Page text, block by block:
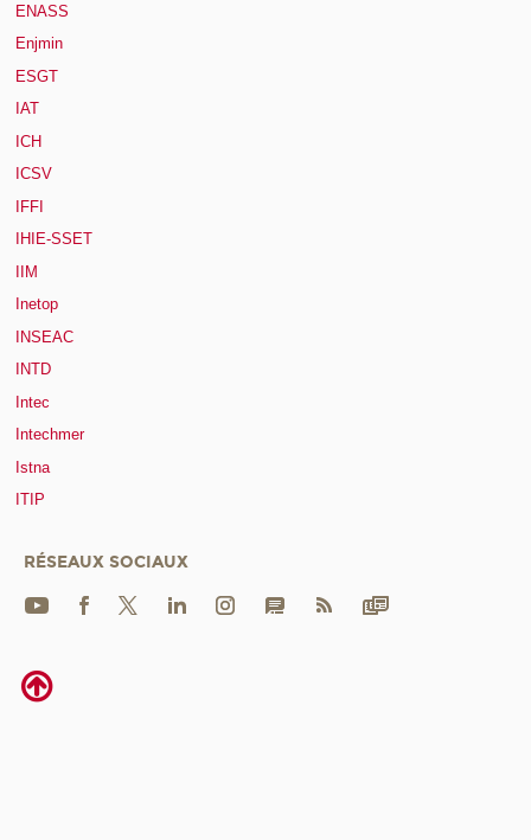
ENASS
Enjmin
ESGT
IAT
ICH
ICSV
IFFI
IHIE-SSET
IIM
Inetop
INSEAC
INTD
Intec
Intechmer
Istna
ITIP
RÉSEAUX SOCIAUX